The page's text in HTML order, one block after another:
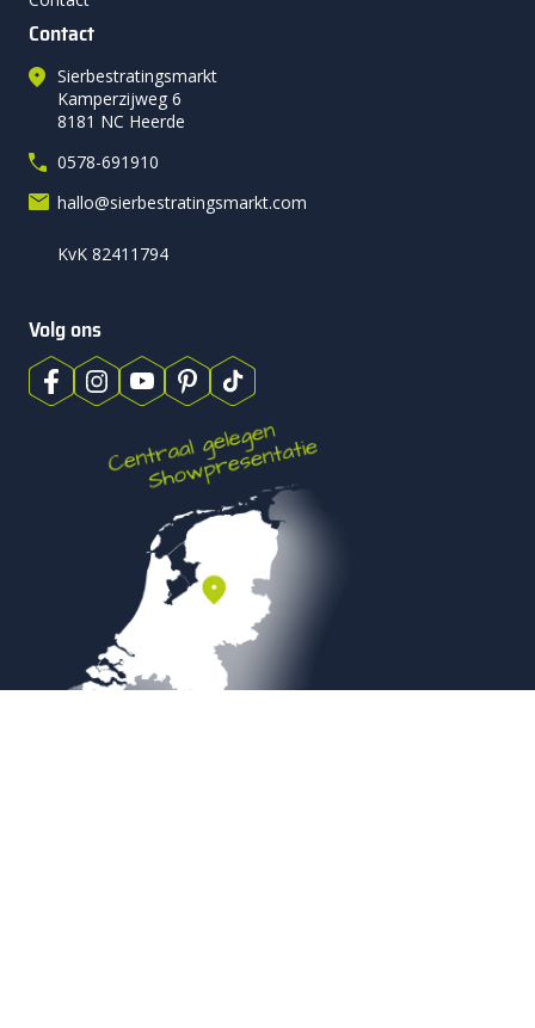
Contact
Sierbestratingsmarkt
Kamperzijweg 6
8181 NC Heerde
0578-691910
hallo@sierbestratingsmarkt.com
KvK 82411794
Volg ons